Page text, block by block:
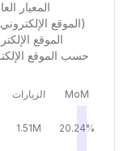
الزيارات MoM
1.51M 20.24%